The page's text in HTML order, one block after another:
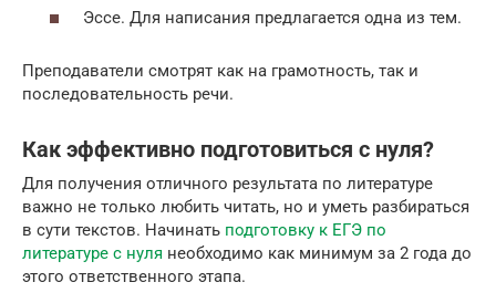
Эссе. Для написания предлагается одна из тем.
Преподаватели смотрят как на грамотность, так и
последовательность речи.
Как эффективно подготовиться с нуля?
Для получения отличного результата по литературе
важно не только любить читать, но и уметь разбираться
в сути текстов. Начинать подготовку к ЕГЭ по
литературе с нуля необходимо как минимум за 2 года до
этого ответственного этапа.